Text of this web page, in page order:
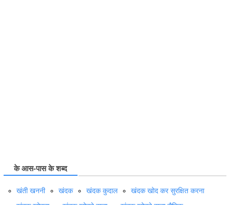
के आस-पास के शब्द
खंती खननी खंदक खंदक कुदाल
खंदक खोद कर सुरक्षित करना